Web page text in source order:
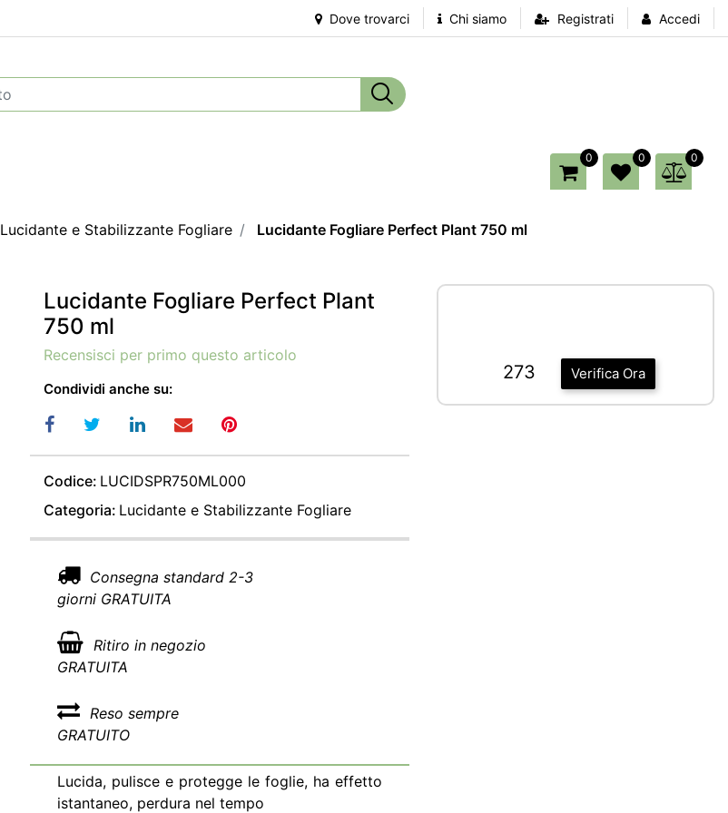
Dove trovarci Chi siamo Registrati Accedi
0 0 0
Lucidante e Stabilizzante Fogliare Lucidante Fogliare Perfect Plant 750 ml
Lucidante Fogliare Perfect Plant
750 ml
Recensisci per primo questo articolo
Condividi anche su:
Codice: LUCIDSPR750ML000
Categoria: Lucidante e Stabilizzante Fogliare
Consegna standard 2-3
giorni GRATUITA
Ritiro in negozio
GRATUITA
Reso sempre
GRATUITO
Lucida, pulisce e protegge le foglie, ha effetto
istantaneo, perdura nel tempo
Verifica Ora
273